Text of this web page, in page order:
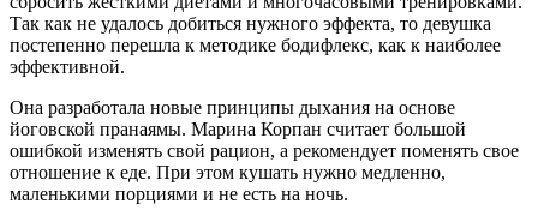
Так как не удалось добиться нужного эффекта, то девушка
постепенно перешла к методике бодифлекс, как к наиболее
эффективной.
Она разработала новые принципы дыхания на основе
йоговской пранаямы. Марина Корпан считает большой
ошибкой изменять свой рацион, а рекомендует поменять свое
отношение к еде. При этом кушать нужно медленно,
маленькими порциями и не есть на ночь.